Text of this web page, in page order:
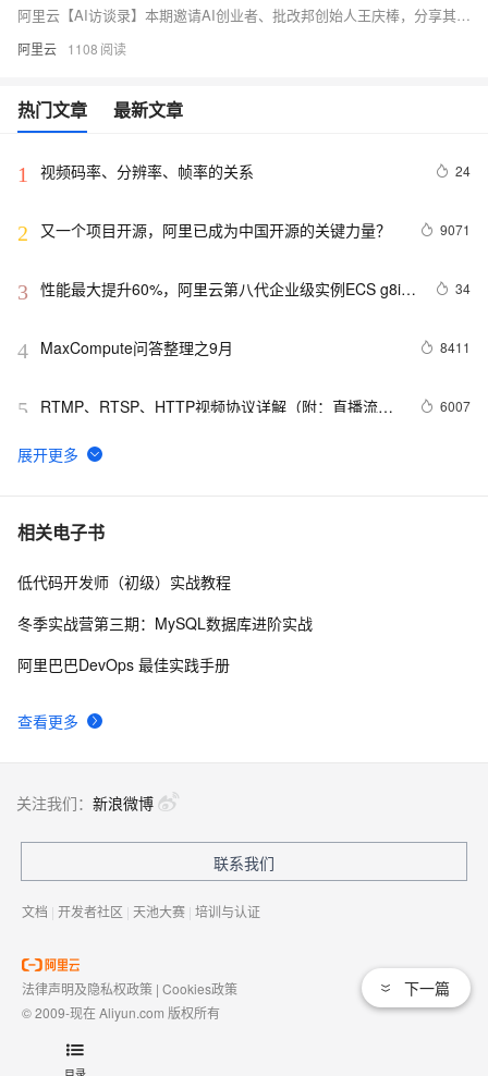
阿里云【AI访谈录】本期邀请AI创业者、批改邦创始人王庆棒，分享其团队如何通过AI技术打造教育场景下的教学助手。批改邦以作文批改切入教育行业，上线一年用户突破30万，付费转化率超30%。王庆棒围绕AI如何标准化主观评价、大模型在教育中的落地趋势、未来“杀手级AI应用”的形态等话题，分享一线实战经验。
阿里云 1108
热门文章 最新文章
1 视频码率、分辨率、帧率的关系 24
2 又一个项目开源，阿里已成为中国开源的关键力量？ 9071
3 性能最大提升60%，阿里云第八代企业级实例ECS g8i正
34
4 MaxCompute问答整理之9月 8411
5
RTMP、RTSP、HTTP视频协议详解（附：直播流地
6007
6
【YOLOv8改进 - 注意力机制】Triplet Attention：轻量有
7 Python PIL远程命令执行漏洞复现(CVE-2017-8291
8 新年快乐 ~
相关电子书
查看更多
低代码开发师（初级）实战教程
冬季实战营第三期：MySQL数据库进阶实战
阿里巴巴DevOps 最佳实践手册
下一篇
关注我们： 新浪微博
联系我们
文档 | 开发者社区 | 天池大赛 | 培训与认证
法律声明及隐私权政策 | Cookies政策
© 2009-现在 Aliyun.com 版权所有
域名注册服务机构许可：